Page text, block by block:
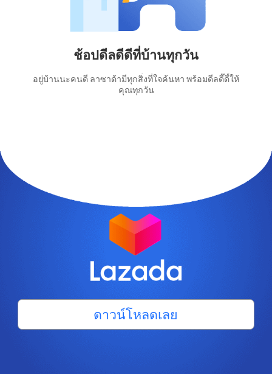
ช้อปดีลดีดีที่บ้านทุกวัน
อยู่บ้านนะคนดี ลาซาด้ามีทุกสิ่งที่ใจค้นหา พร้อมดีลดี๊ดี้ให้
คุณทุกวัน
ดาวน์โหลดเลย